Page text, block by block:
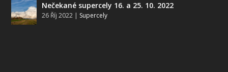
Nečekané supercely 16. a 25. 10. 2022
26 Říj 2022 | Supercely